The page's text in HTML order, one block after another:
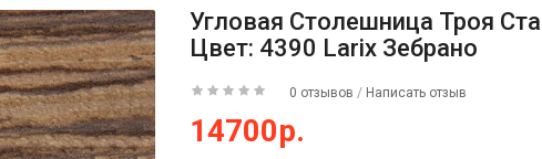
Угловая Столешница Троя
Цвет: 4390 Larix Зебрано
0 отзывов / Написать отзыв
14700р.